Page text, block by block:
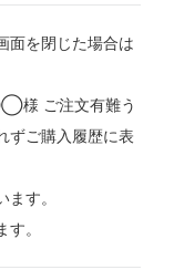
面を閉じた場合は
様 ご注文有難う
ずご購入履歴に表
す。
。